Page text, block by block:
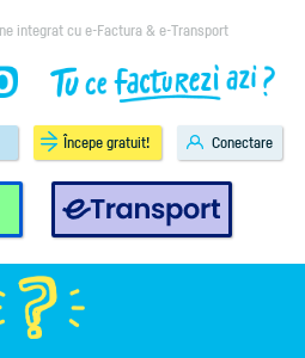
integrat cu e-Factura & e-Transport
e-Transport
Începe gratuit! Conectare